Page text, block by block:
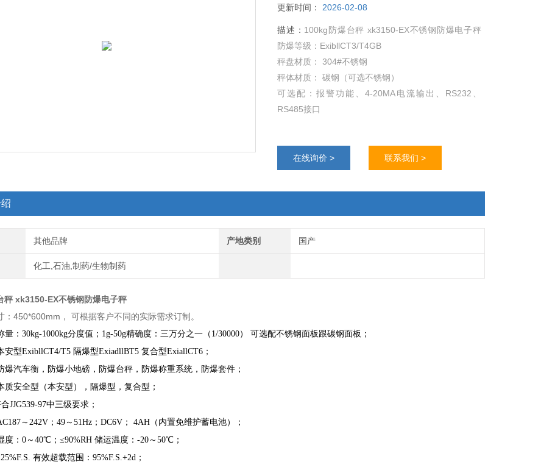
更新时间： 2026-02-08
描述： 100kg防爆台秤 xk3150-EX不锈钢防爆电子秤
防爆等级：ExibllCT3/T4GB
秤盘材质： 304#不锈钢
秤体材质： 碳钢（可选不锈钢）
可选配：报警功能、4-20MA电流输出、RS232、
RS485接口
在线询价 > 联系我们 >
其他品牌 产地类别 国产
化工,石油,制药/生物制药
秤 xk3150-EX不锈钢防爆电子秤
：450*600mm， 可根据客户不同的实际需求订制。
量：30kg-1000kg分度值；1g-50g精确度：三万分之一（1/30000） 可选配不锈钢面板跟碳钢面板；
安型ExibllCT4/T5 隔爆型ExiadllBT5 复合型ExiallCT6；
爆汽车衡，防爆小地磅，防爆台秤，防爆称重系统，防爆套件；
质安全型（本安型），隔爆型，复合型；
JJG539-97中三级要求；
～242V；49～51Hz；DC6V； 4AH（内置免维护蓄电池）；
度：0～40℃；≤90%RH 储运温度：-20～50℃；
有效超载范围：95%F.S.+2d；